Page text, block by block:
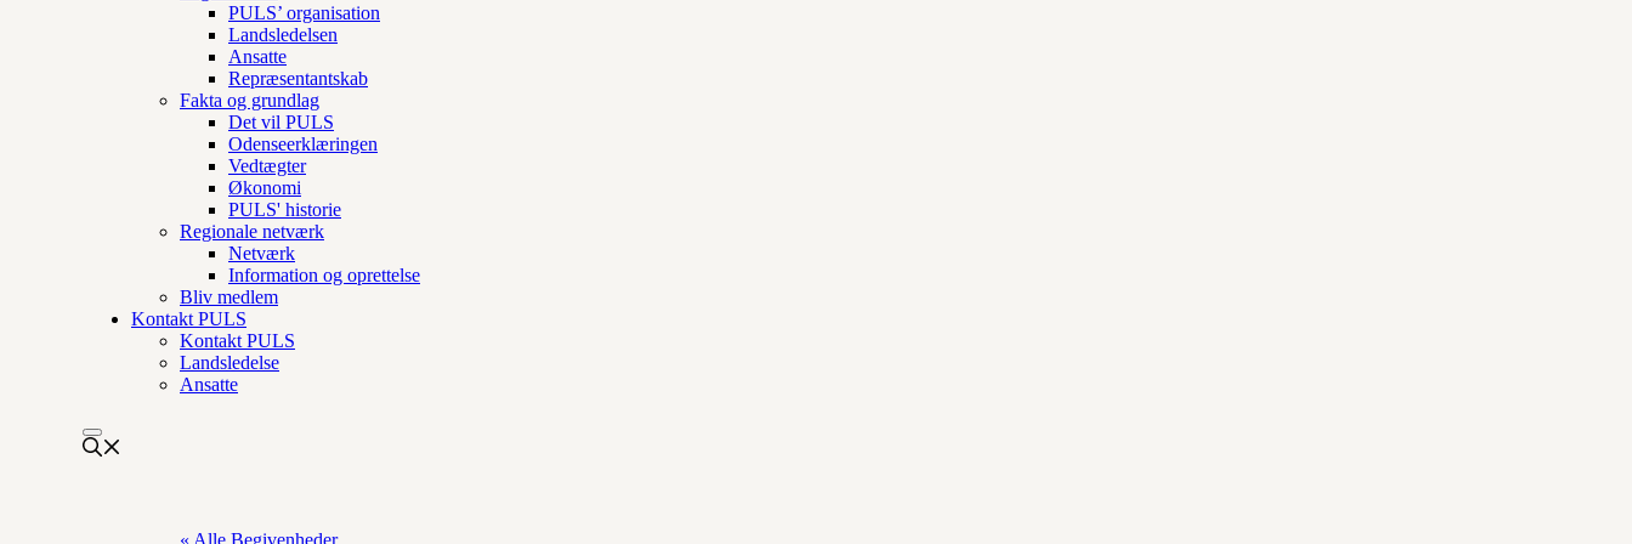
PULS’ organisation
Landsledelsen
Ansatte
Repræsentantskab
Fakta og grundlag
Det vil PULS
Odenseerklæringen
Vedtægter
Økonomi
PULS' historie
Regionale netværk
Netværk
Information og oprettelse
Bliv medlem
Kontakt PULS
Kontakt PULS
Landsledelse
Ansatte
« Alle Begivenheder